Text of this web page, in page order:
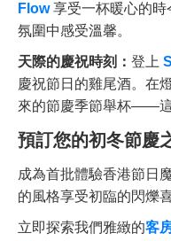
Flow享受一杯暖心的時
氛圍中感受溫馨。
天際的慶祝時刻： 登上
慶祝節日的雞尾酒。在
來的節慶季節舉杯——這
預訂您的初冬節慶
成為首批體驗香港節日
的風格享受初臨的閃爍喜
立即探索我們雅緻的客